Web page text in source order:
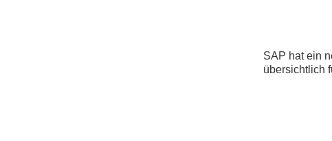
SAP hat ein
übersichtlich